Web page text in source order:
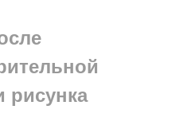
рисунка